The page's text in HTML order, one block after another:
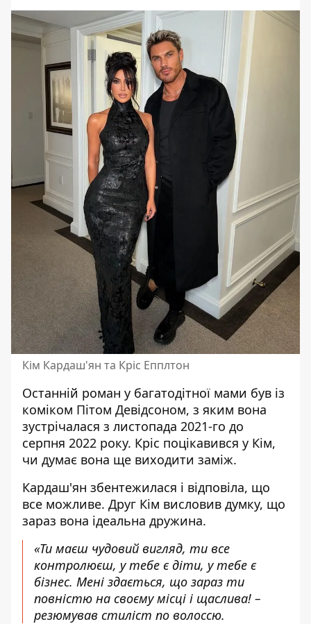
Кім Кардаш'ян та Кріс Епплтон
Останній роман у багатодітної мами був із
коміком Пітом Девідсоном, з яким вона
зустрічалася з листопада 2021-го до
серпня 2022 року. Кріс поцікавився у Кім,
чи думає вона ще виходити заміж.
Кардаш'ян збентежилася і відповіла, що
все можливе. Друг Кім висловив думку, що
зараз вона ідеальна дружина.
«Ти маєш чудовий вигляд, ти все
контролюєш, у тебе є діти, у тебе є
бізнес. Мені здається, що зараз ти
повністю на своєму місці і щаслива! –
резюмував стиліст по волоссю.